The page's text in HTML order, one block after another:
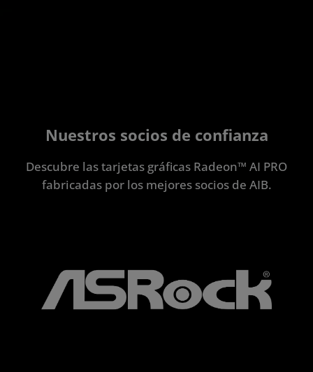
Nuestros socios de confianza
Descubre las tarjetas gráficas Radeon™ AI PRO
fabricadas por los mejores socios de AIB.